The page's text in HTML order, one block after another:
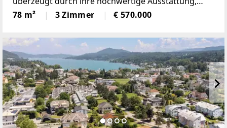
durchdachte Raumaufteilung und einen
eindrucksvollen Blick auf den Wörthersee. Auf rund
78 m² 3 Zimmer € 570.000